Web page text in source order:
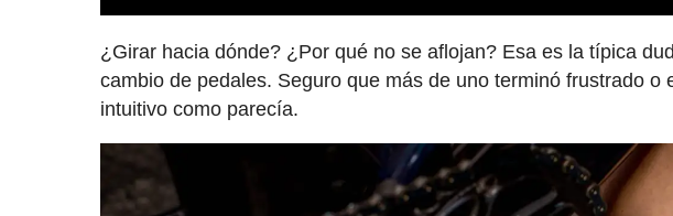
¿Girar hacia dónde? ¿Por qué no se aflojan? Esa es la típica
cambio de pedales. Seguro que más de uno terminó frustrado o
intuitivo como parecía.